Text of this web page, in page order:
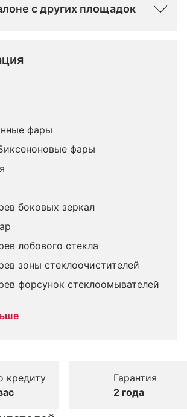
с других площадок
фары
фары
боковых зеркал
лобового стекла
зоны стеклоочистителей
форсунок стеклоомывателей
кредиту
Гарантия
2 года